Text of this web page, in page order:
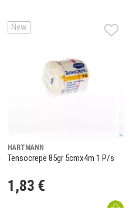
New
HARTMANN
Tensocrepe 85gr 5cmx4m 1 P/s
1 ,83 €